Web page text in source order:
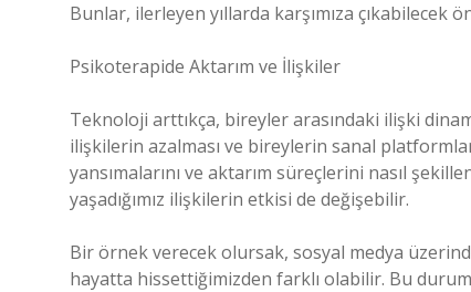
Bunlar, ilerleyen yıllarda karşımıza çıkabilecek
Psikoterapide Aktarım ve İlişkiler
Teknoloji arttıkça, bireyler arasındaki ilişki
ilişkilerin azalması ve bireylerin sanal
yansımalarını ve aktarım süreçlerini nasıl
yaşadığımız ilişkilerin etkisi de değişebilir.
Bir örnek verecek olursak, sosyal medya
hayatta hissettiğimizden farklı olabilir. Bu